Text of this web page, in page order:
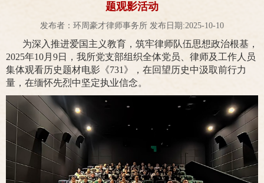
题观影活动
发布者：环周豪才律师事务所 发布日期:2025-10-10
为深入推进爱国主义教育，筑牢律师队伍思想政治根基，
2025年10月9日，我所党支部组织全体党员、律师及工作人员
集体观看历史题材电影《731》，在回望历史中汲取前行力
量，在缅怀先烈中坚定执业信念。